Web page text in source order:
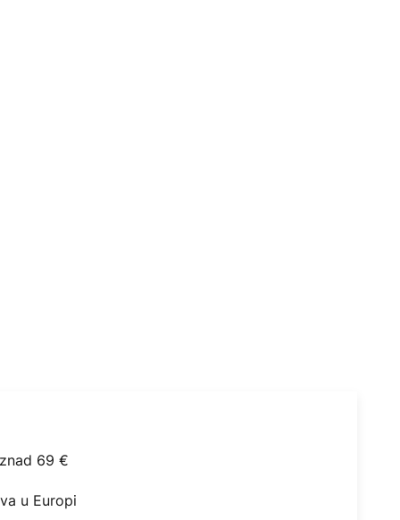
69 €
u Europi